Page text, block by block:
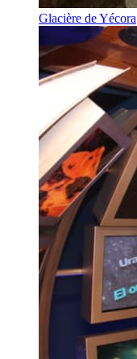
Glacière de Yécora